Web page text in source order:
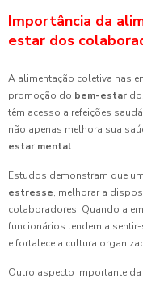
Importância da
estar dos
A alimentação coletiva nas
promoção do bem-estar
têm acesso a refeições
não apenas melhora sua
estar mental.
Estudos demonstram que
estresse, melhorar a
colaboradores. Quando a
funcionários tendem a
e fortalece a cultura
Outro aspecto importante